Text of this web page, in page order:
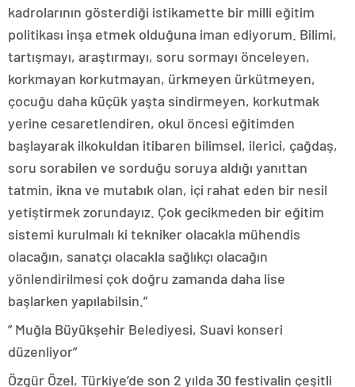
kadrolarının gösterdiği istikamette bir milli eğitim
politikası inşa etmek olduğuna iman ediyorum. Bilimi,
tartışmayı, araştırmayı, soru sormayı önceleyen,
korkmayan korkutmayan, ürkmeyen ürkütmeyen,
çocuğu daha küçük yaşta sindirmeyen, korkutmak
yerine cesaretlendiren, okul öncesi eğitimden
başlayarak ilkokuldan itibaren bilimsel, ilerici, çağdaş,
soru sorabilen ve sorduğu soruya aldığı yanıttan
tatmin, ikna ve mutabık olan, içi rahat eden bir nesil
yetiştirmek zorundayız. Çok gecikmeden bir eğitim
sistemi kurulmalı ki tekniker olacakla mühendis
olacağın, sanatçı olacakla sağlıkçı olacağın
yönlendirilmesi çok doğru zamanda daha lise
başlarken yapılabilsin.”
” Muğla Büyükşehir Belediyesi, Suavi konseri
düzenliyor”
Özgür Özel, Türkiye’de son 2 yılda 30 festivalin çeşitli